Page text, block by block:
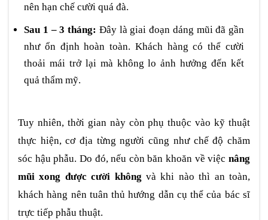
nên hạn chế cười quá đà.
Sau 1 – 3 tháng: Đây là giai đoạn dáng mũi đã gần
như ổn định hoàn toàn. Khách hàng có thể cười
thoải mái trở lại mà không lo ảnh hưởng đến kết
quả thẩm mỹ.
Tuy nhiên, thời gian này còn phụ thuộc vào kỹ thuật
thực hiện, cơ địa từng người cũng như chế độ chăm
sóc hậu phẫu. Do đó, nếu còn băn khoăn về việc nâng
mũi xong được cười không và khi nào thì an toàn,
khách hàng nên tuân thủ hướng dẫn cụ thể của bác sĩ
trực tiếp phẫu thuật.